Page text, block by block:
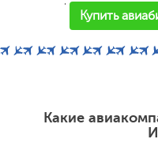
'
Купить
Какие